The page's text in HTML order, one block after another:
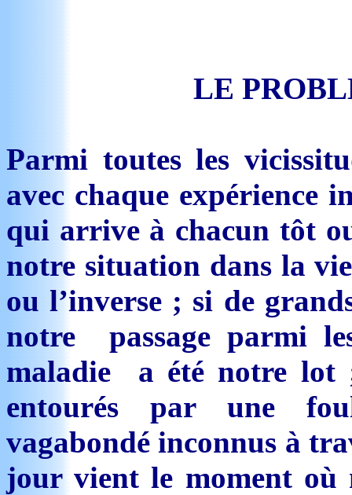
LE
Parmi toutes les
avec chaque expérience
qui arrive à chacun tôt
notre situation dans la
ou l’inverse ; si de
notre passage parmi
maladie a été notre lot
entourés par une
vagabondé inconnus à
jour vient le moment où